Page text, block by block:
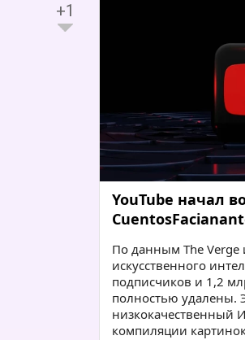
+1
YouTube начал
По данным The Verge
искусственного
подписчиков и 1,2
полностью удалены.
низкокачественный
компиляции